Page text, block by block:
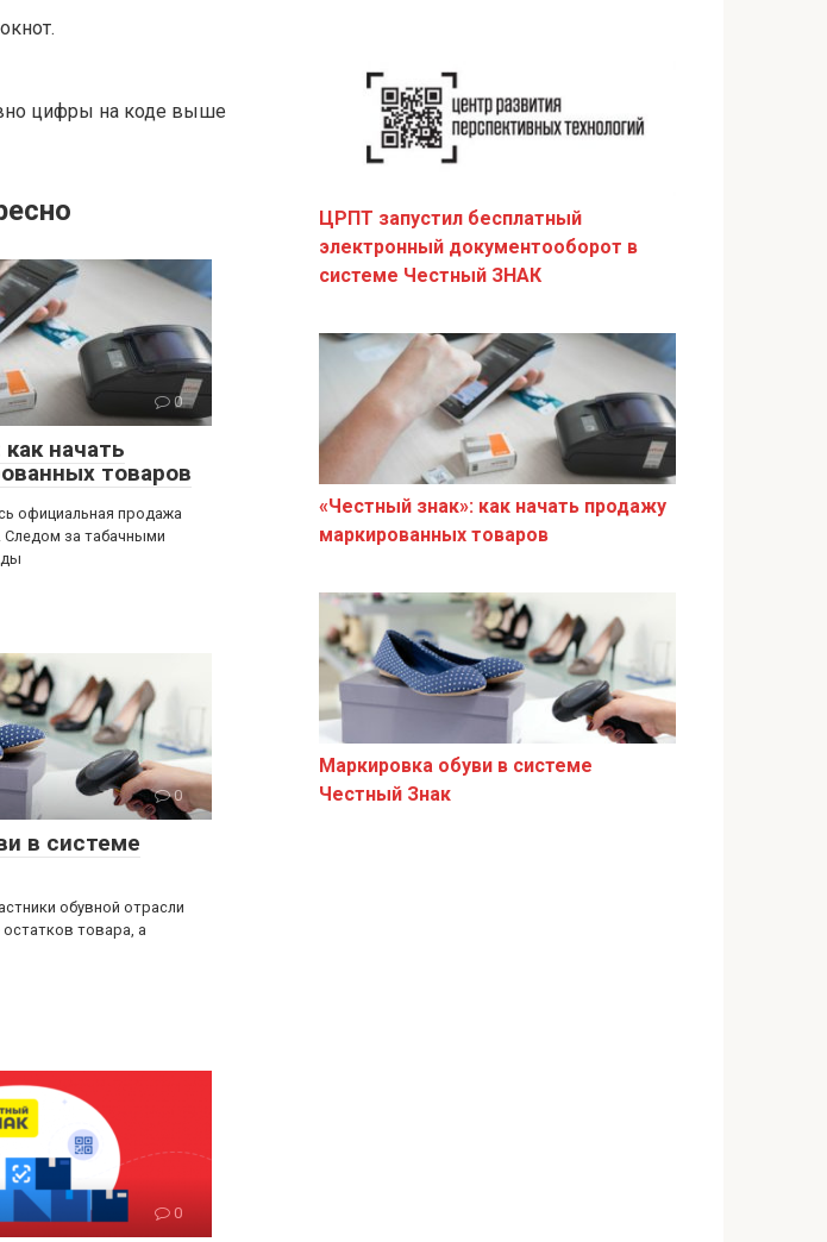
цифры на коде выше
0
начать
товаров
официальная продажа
Следом за табачными
0
в системе
обувной отрасли
товара, а
0
ЦРПТ запустил бесплатный
электронный документооборот в
системе Честный ЗНАК
«Честный знак»: как начать продажу
маркированных товаров
Маркировка обуви в системе
Честный Знак